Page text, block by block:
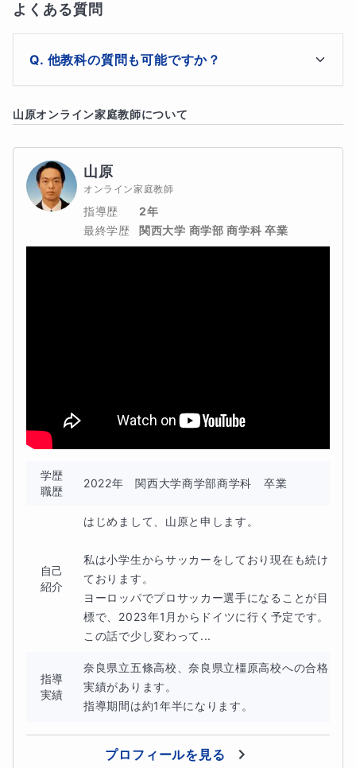
年々習う内容が難しく感じるかもしれませんが、基礎をき
小学生から塾に行くのは早いというお気持ちも理解できま
すが、今から勉強習慣をつけておくことで後々生きてきま
分からない部分の指導はもちろんですが毎日少しでも良い
ので勉強する習慣づけをできればと考えております。
中学受験を想定しているご家庭向けではありません。
・「こういった点」を大切にしながら指導を進めて
だからこそここを疎かにしてしまうと後で苦しくなりま
勉強をするんだ！という感じではなく、和やかな雰囲気で
楽しみながら学習できればと考えています。
よくある質問
他教科の質問も可能ですか？
軽にご質問・ご相談して頂ければと思います。
山原オンライン家庭教師について
山原
オンライン家庭教師
指導歴
2年
最終学歴
関西大学 商学部 商学科 卒業
学歴
職歴
2022年　関西大学商学部商学科　卒業
自己
紹介
はじめまして、山原と申します。
私は小学生からサッカーをしており現在も続け
ております。
ヨーロッパでプロサッカー選手になることが目
標で、2023年1月からドイツに行く予定です。
この話で少し変わって...
指導
実績
奈良県立五條高校、奈良県立橿原高校への合格
実績があります。
指導期間は約1年半になります。
プロフィールを見る